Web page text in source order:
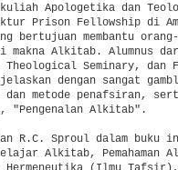
Apologetika dan
Prison Fellowship di
bertujuan membantu
makna Alkitab. Alumnus
Seminary, dan
dengan sangat
metode penafsiran,
"Pengenalan Alkitab".
R.C. Sproul dalam buku
Alkitab, Pemahaman